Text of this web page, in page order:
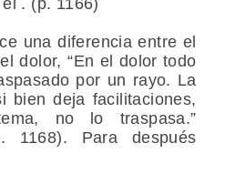
una diferencia entre el
dolor, “En el dolor todo
por un rayo. La
bien deja facilitaciones,
no lo traspasa.”
1168). Para después